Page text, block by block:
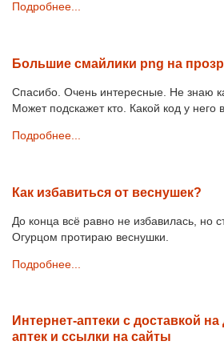
Подробнее...
Большие смайлики png на
Спасибо. Очень интересные. Не знаю
Может подскажет кто. Какой код у него
Подробнее...
Как избавиться от веснушек?
До конца всё равно не избавилась, но
Огурцом протираю веснушки.
Подробнее...
Интернет-аптеки с доставкой
аптек и ссылки на сайты